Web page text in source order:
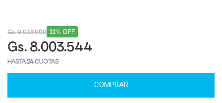
11% OFF
Gs. 9.013.000
Gs. 8.003.544
HASTA 24 CUOTAS
COMPRAR